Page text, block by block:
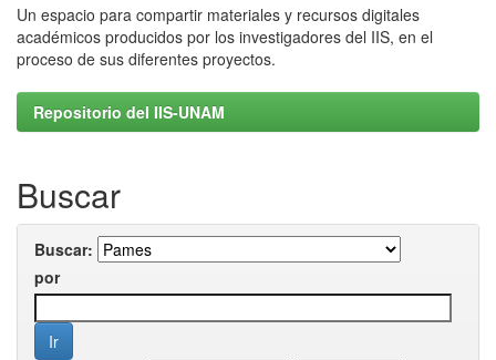
Un espacio para compartir materiales y recursos digitales
académicos producidos por los investigadores del IIS, en el
proceso de sus diferentes proyectos.
Repositorio del IIS-UNAM
Buscar
Buscar:
por